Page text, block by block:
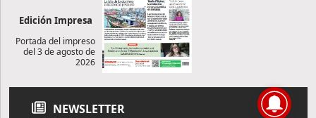
Edición Impresa
Portada del impreso
del 3 de agosto de
2026
NEWSLETTER